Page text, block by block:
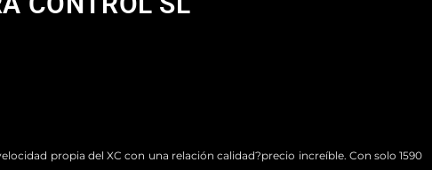
propia del XC con una relación calidad?precio increíble. Con solo 1590